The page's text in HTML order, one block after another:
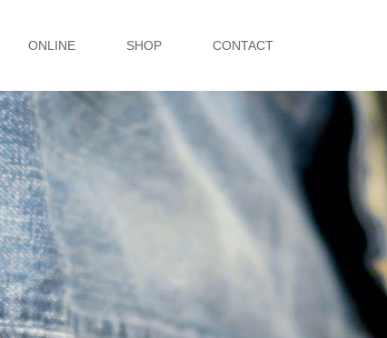
ONLINE SHOP CONTACT